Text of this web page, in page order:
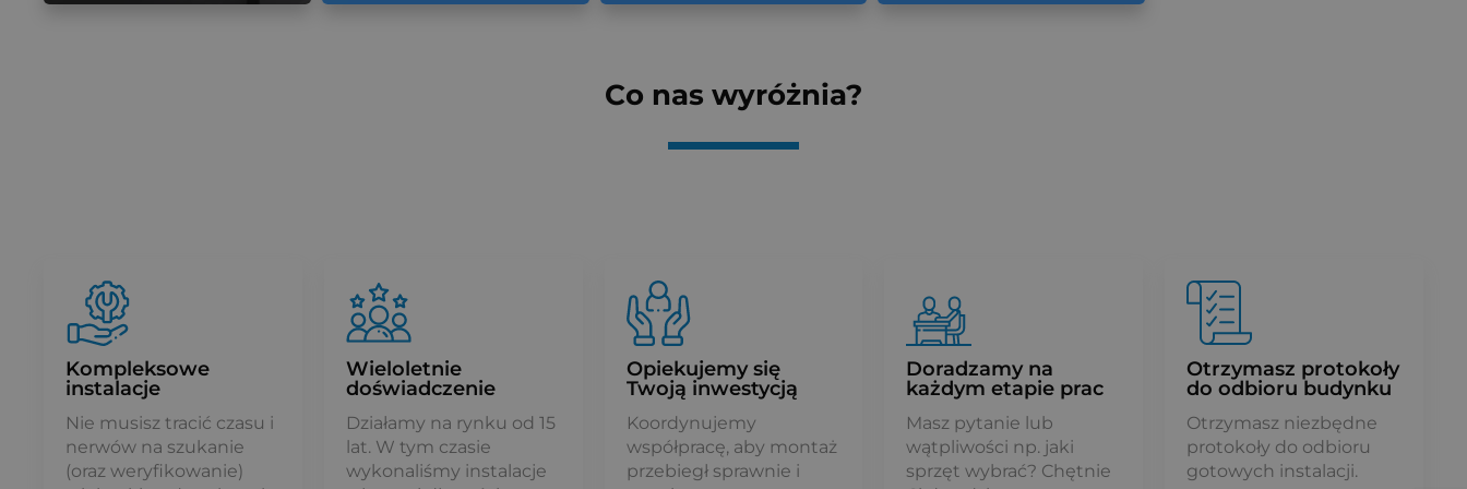
Co nas wyróżnia?
Kompleksowe
instalacje
Nie musisz tracić czasu i
nerwów na szukanie
(oraz weryfikowanie)
Wieloletnie
doświadczenie
Działamy na rynku od 15
lat. W tym czasie
wykonaliśmy instalacje
Opiekujemy się
Twoją inwestycją
Koordynujemy
współpracę, aby montaż
przebiegł sprawnie i
Doradzamy na
każdym etapie prac
Masz pytanie lub
wątpliwości np. jaki
sprzęt wybrać? Chętnie
Otrzymasz protokoły
do odbioru budynku
Otrzymasz niezbędne
protokoły do odbioru
gotowych instalacji.